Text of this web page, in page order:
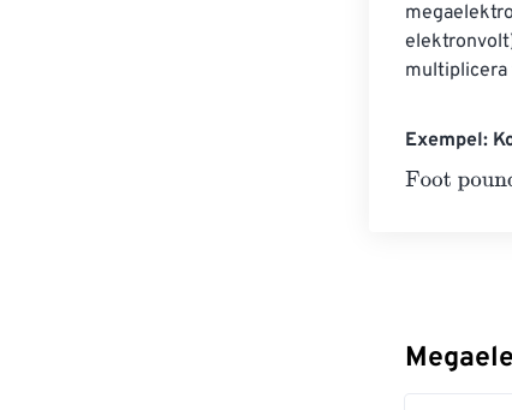
Exempel:
Foot pounds